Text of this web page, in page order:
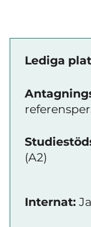
Lediga
(A2)
Internat: Ja